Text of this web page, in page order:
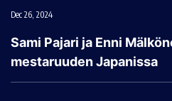
Dec 26, 2024
Sami Pajari ja Enni
mestaruuden Japanissa